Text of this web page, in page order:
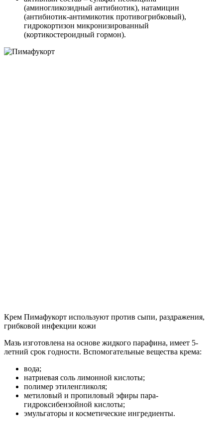
(аминогликозидный антибиотик), натамицин
(антибиотик-антимикотик противогрибковый),
гидрокортизон микронизированный
(кортикостероидный гормон).
Крем Пимафукорт используют против сыпи, раздражения,
грибковой инфекции кожи
Мазь изготовлена на основе жидкого парафина, имеет 5-
летний срок годности. Вспомогательные вещества крема:
вода;
натриевая соль лимонной кислоты;
полимер этиленгликоля;
метиловый и пропиловый эфиры пара-
гидроксибензойной кислоты;
эмульгаторы и косметические ингредиенты.